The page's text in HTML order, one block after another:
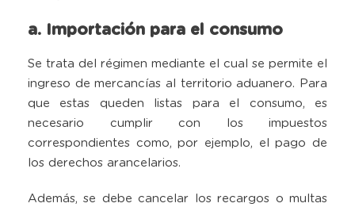
a. Importación para el consumo
Se trata del régimen mediante el cual se permite el
ingreso de mercancías al territorio aduanero. Para
que estas queden listas para el consumo, es
necesario cumplir con los impuestos
correspondientes como, por ejemplo, el pago de
los derechos arancelarios.
Además, se debe cancelar los recargos o multas